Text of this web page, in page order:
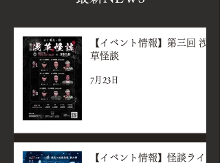
【イベント情報】第三回 浅
草怪談
7月23日
【イベント情報】怪談ライ